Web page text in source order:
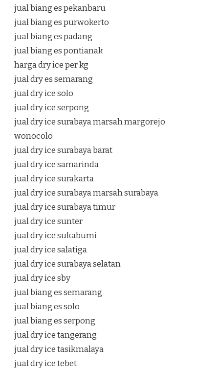
jual biang es pekanbaru
jual biang es purwokerto
jual biang es padang
jual biang es pontianak
harga dry ice per kg
jual dry es semarang
jual dry ice solo
jual dry ice serpong
jual dry ice surabaya marsah margorejo
wonocolo
jual dry ice surabaya barat
jual dry ice samarinda
jual dry ice surakarta
jual dry ice surabaya marsah surabaya
jual dry ice surabaya timur
jual dry ice sunter
jual dry ice sukabumi
jual dry ice salatiga
jual dry ice surabaya selatan
jual dry ice sby
jual biang es semarang
jual biang es solo
jual biang es serpong
jual dry ice tangerang
jual dry ice tasikmalaya
jual dry ice tebet